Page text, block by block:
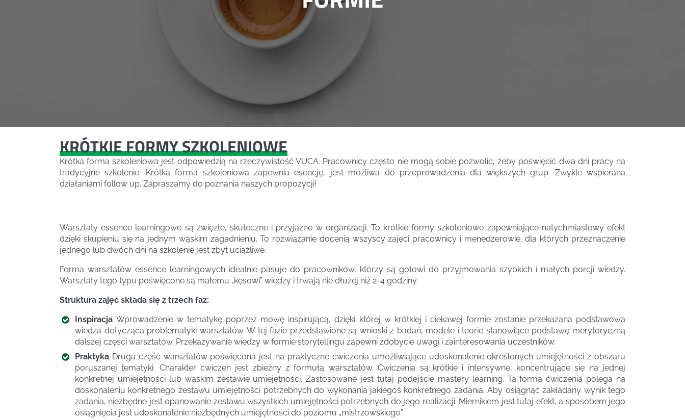
KRÓTKIE FORMY SZKOLENIOWE
Krótka forma szkoleniowa jest odpowiedzią na rzeczywistość VUCA. Pracownicy często nie mogą sobie pozwolić, żeby poświęcić dwa dni pracy na
tradycyjne szkolenie. Krótka forma szkoleniowa zapewnia esencję, jest możliwa do przeprowadzenia dla większych grup. Zwykle wspierana
działaniami follow up. Zapraszamy do poznania naszych propozycji!
Warsztaty essence learningowe są zwięzłe, skuteczne i przyjazne w organizacji. To krótkie formy szkoleniowe zapewniające natychmiastowy efekt
dzięki skupieniu się na jednym wąskim zagadnieniu. To rozwiązanie docenią wszyscy zajęci pracownicy i menedżerowie, dla których przeznaczenie
jednego lub dwóch dni na szkolenie jest zbyt uciążliwe.
Forma warsztatów essence learningowych idealnie pasuje do pracowników, którzy są gotowi do przyjmowania szybkich i małych porcji wiedzy.
Warsztaty tego typu poświęcone są małemu „kęsowi” wiedzy i trwają nie dłużej niż 2-4 godziny.
Struktura zajęć składa się z trzech faz:
InspiracjaWprowadzenie w tematykę poprzez mowę inspirującą, dzięki której w krótkiej i ciekawej formie zostanie przekazana podstawowa
wiedza dotycząca problematyki warsztatów. W tej fazie przedstawione są wnioski z badań, modele i teorie stanowiące podstawę merytoryczną
dalszej części warsztatów. Przekazywanie wiedzy w formie storytellingu zapewni zdobycie uwagi i zainteresowania uczestników.
Praktyka Druga część warsztatów poświęcona jest na praktyczne ćwiczenia umożliwiające udoskonalenie określonych umiejętności z obszaru
poruszanej tematyki. Charakter ćwiczeń jest zbieżny z formułą warsztatów. Ćwiczenia są krótkie i intensywne, koncentrujące się na jednej
konkretnej umiejętności lub wąskim zestawie umiejętności. Zastosowane jest tutaj podejście mastery learning. Ta forma ćwiczenia polega na
doskonaleniu konkretnego zestawu umiejętności potrzebnych do wykonania jakiegoś konkretnego zadania. Aby osiągnąć zakładany wynik tego
zadania, niezbędne jest opanowanie zestawu wszystkich umiejętności potrzebnych do jego realizacji. Miernikiem jest tutaj efekt, a sposobem jego
osiągnięcia jest udoskonalenie niezbędnych umiejętności do poziomu „mistrzowskiego”.